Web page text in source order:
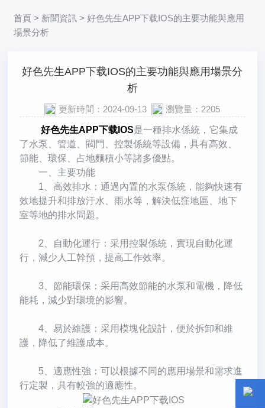
首頁 > 新聞資訊 > 好色先生APP下载IOS的主要功能與應用
場景分析
好色先生APP下载IOS的主要功能與應用場景分
析
更新時間：2024-09-13 瀏覽量：2205
好色先生APP下载IOS是一種排水係統，它集成
了水泵、管道、閥門、控製係統等設備，具有高效、
節能、環保、占地麵積小等諸多優點。
一、主要功能
1、高效排水：通過內置的水泵係統，能夠快速有
效地提升和排放汙水、雨水等，解決低窪地區、地下
室等地的排水問題。
2、自動化運行：采用控製係統，實現自動化運
行，減少人工幹預，提高工作效率。
3、節能環保：采用高效節能的水泵和電機，降低
能耗，減少對環境的影響。
4、易於維護：采用模塊化設計，便於拆卸和維
護，降低了維護成本。
5、適應性強：可以根據不同的應用場景和需求進
行定製，具有較強的適應性。